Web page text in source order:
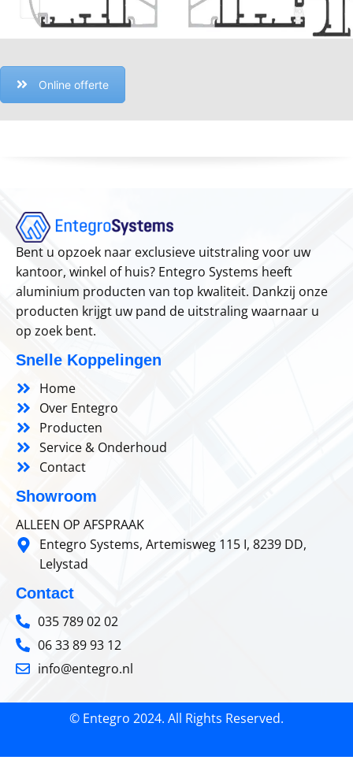
Online offerte
Bent u opzoek naar exclusieve uitstraling voor uw
kantoor, winkel of huis? Entegro Systems heeft
aluminium producten van top kwaliteit. Dankzij onze
producten krijgt uw pand de uitstraling waarnaar u
op zoek bent.
Snelle Koppelingen
Home
Over Entegro
Producten
Service & Onderhoud
Contact
Showroom
ALLEEN OP AFSPRAAK
Entegro Systems, Artemisweg 115 I, 8239 DD,
Lelystad
Contact
035 789 02 02
06 33 89 93 12
info@entegro.nl
© Entegro 2024. All Rights Reserved.